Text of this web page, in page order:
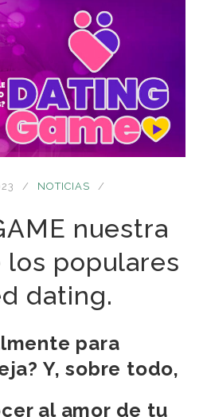
NOTICIAS
nuestra
los populares
dating.
para
Y, sobre todo,
al amor de tu